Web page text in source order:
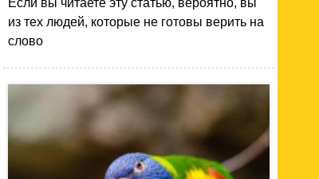
Если вы читаете эту статью, вероятно, вы
из тех людей, которые не готовы верить на
слово